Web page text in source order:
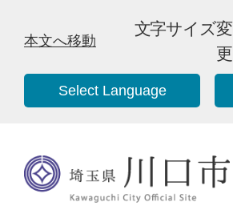
本文へ移動
文字サイズ変
更
Select Language